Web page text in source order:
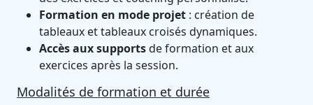
Formation en mode projet : création de
tableaux et tableaux croisés dynamiques.
Accès aux supportsde formation et aux
exercices après la session.
Modalités de formation et durée